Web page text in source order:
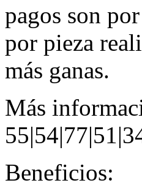
pagos son
por pieza
más ganas.
Más
Beneficios: